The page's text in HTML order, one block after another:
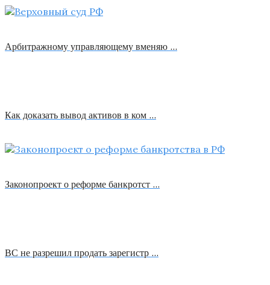
Арбитражному управляющему вменяю …
Как доказать вывод активов в ком …
Законопроект о реформе банкротст …
ВС не разрешил продать зарегистр …